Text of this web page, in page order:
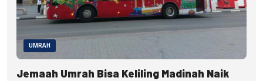
UMRAH
Jemaah Umrah Bisa Keliling Madinah Naik